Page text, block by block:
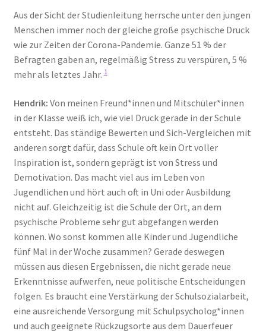
Aus der Sicht der Studienleitung herrsche unter den jungen
Menschen immer noch der gleiche große psychische Druck
wie zur Zeiten der Corona-Pandemie. Ganze 51 % der
Befragten gaben an, regelmäßig Stress zu verspüren, 5 %
mehr als letztes Jahr.1
Hendrik: Von meinen Freund*innen und Mitschüler*innen
in der Klasse weiß ich, wie viel Druck gerade in der Schule
entsteht. Das ständige Bewerten und Sich-Vergleichen mit
anderen sorgt dafür, dass Schule oft kein Ort voller
Inspiration ist, sondern geprägt ist von Stress und
Demotivation. Das macht viel aus im Leben von
Jugendlichen und hört auch oft in Uni oder Ausbildung
nicht auf. Gleichzeitig ist die Schule der Ort, an dem
psychische Probleme sehr gut abgefangen werden
können. Wo sonst kommen alle Kinder und Jugendliche
fünf Mal in der Woche zusammen? Gerade deswegen
müssen aus diesen Ergebnissen, die nicht gerade neue
Erkenntnisse aufwerfen, neue politische Entscheidungen
folgen. Es braucht eine Verstärkung der Schulsozialarbeit,
eine ausreichende Versorgung mit Schulpsycholog*innen
und auch geeignete Rückzugsorte aus dem Dauerfeuer